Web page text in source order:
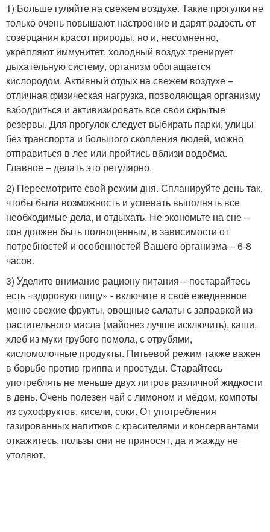
1) Больше гуляйте на свежем воздухе. Такие прогулки не
только очень повышают настроение и дарят радость от
созерцания красот природы, но и, несомненно,
укрепляют иммунитет, холодный воздух тренирует
дыхательную систему, организм обогащается
кислородом. Активный отдых на свежем воздухе –
отличная физическая нагрузка, позволяющая организму
взбодриться и активизировать все свои скрытые
резервы. Для прогулок следует выбирать парки, улицы
без транспорта и большого скопления людей, можно
отправиться в лес или пройтись вблизи водоёма.
Главное – делать это регулярно.
2) Пересмотрите свой режим дня. Спланируйте день так,
чтобы была возможность и успевать выполнять все
необходимые дела, и отдыхать. Не экономьте на сне –
сон должен быть полноценным, в зависимости от
потребностей и особенностей Вашего организма – 6-8
часов.
3) Уделите внимание рациону питания – постарайтесь
есть «здоровую пищу» - включите в своё ежедневное
меню свежие фрукты, овощные салаты с заправкой из
растительного масла (майонез лучше исключить), каши,
хлеб из муки грубого помола, с отрубями,
кисломолочные продукты. Питьевой режим также важен
в борьбе против гриппа и простуды. Старайтесь
употреблять не меньше двух литров различной жидкости
в день. Очень полезен чай с лимоном и мёдом, компоты
из сухофруктов, кисели, соки. От употребления
газированных напитков с красителями и консервантами
откажитесь, пользы они не приносят, да и жажду не
утоляют.